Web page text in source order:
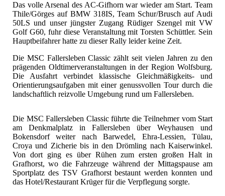
Das volle Arsenal des AC-Gifhorn war wieder am Start. Team
Thile/Görges auf BMW 318IS, Team Schur/Brusch auf Audi
50LS und unser jüngster Zugang Rüdiger Szengel mit VW
Golf G60, fuhr diese Veranstaltung mit Torsten Schüttler. Sein
Hauptbeifahrer hatte zu dieser Rally leider keine Zeit.
Die MSC Fallersleben Classic zählt seit vielen Jahren zu den
prägenden Oldtimerveranstaltungen in der Region Wolfsburg.
Die Ausfahrt verbindet klassische Gleichmäßigkeits‑ und
Orientierungsaufgaben mit einer genussvollen Tour durch die
landschaftlich reizvolle Umgebung rund um Fallersleben.
Die MSC Fallersleben Classic führte die Teilnehmer vom Start
am Denkmalplatz in Fallersleben über Weyhausen und
Bokensdorf weiter nach Barwedel, Ehra‑Lessien, Tülau,
Croya und Zicherie bis in den Drömling nach Kaiserwinkel.
Von dort ging es über Rühen zum ersten großen Halt in
Grafhorst, wo die Fahrzeuge während der Mittagspause am
Sportplatz des TSV Grafhorst bestaunt werden konnten und
das Hotel/Restaurant Krüger für die Verpflegung sorgte.